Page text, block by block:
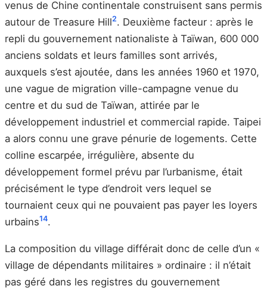
venus de Chine continentale construisent sans permis
autour de Treasure Hill2. Deuxième facteur : après le
repli du gouvernement nationaliste à Taïwan, 600 000
anciens soldats et leurs familles sont arrivés,
auxquels s’est ajoutée, dans les années 1960 et 1970,
une vague de migration ville-campagne venue du
centre et du sud de Taïwan, attirée par le
développement industriel et commercial rapide. Taipei
a alors connu une grave pénurie de logements. Cette
colline escarpée, irrégulière, absente du
développement formel prévu par l’urbanisme, était
précisément le type d’endroit vers lequel se
tournaient ceux qui ne pouvaient pas payer les loyers
urbains14.
La composition du village différait donc de celle d’un «
village de dépendants militaires » ordinaire : il n’était
pas géré dans les registres du gouvernement